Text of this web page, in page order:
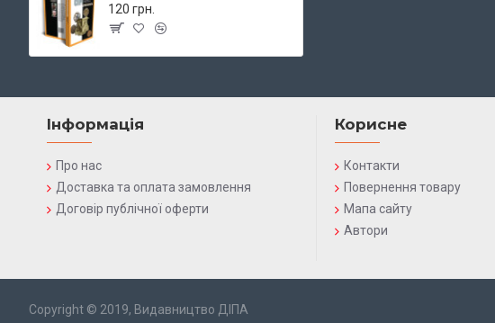
120 грн.
Інформація
Про нас
Доставка та оплата замовлення
Договір публічної оферти
Корисне
Контакти
Повернення товару
Мапа сайту
Автори
Copyright © 2019, Видавництво ДІПА